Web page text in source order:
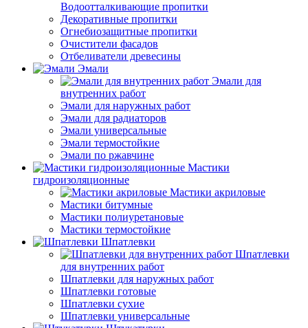
Водоотталкивающие пропитки
Декоративные пропитки
Огнебиозащитные пропитки
Очистители фасадов
Отбеливатели древесины
Эмали
Эмали для
внутренних работ
Эмали для наружных работ
Эмали для радиаторов
Эмали универсальные
Эмали термостойкие
Эмали по ржавчине
Мастики
гидроизоляционные
Мастики акриловые
Мастики битумные
Мастики полиуретановые
Мастики термостойкие
Шпатлевки
Шпатлевки
для внутренних работ
Шпатлевки для наружных работ
Шпатлевки готовые
Шпатлевки сухие
Шпатлевки универсальные